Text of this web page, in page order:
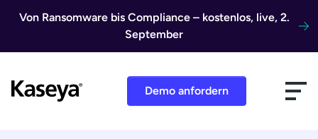
Von Ransomware bis Compliance – kostenlos, live, 2.
September
Demo anfordern